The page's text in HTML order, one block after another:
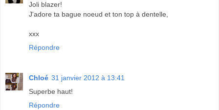
Joli blazer!
J'adore ta bague noeud et ton top à dentelle,
xxx
Répondre
Chloé 31 janvier 2012 à 13:41
Superbe haut!
Répondre